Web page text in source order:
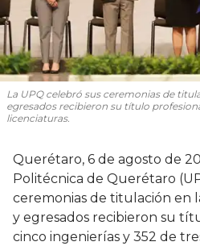
La UPQ celebró sus ceremonias de
egresados recibieron su título
licenciaturas.
Querétaro, 6 de agosto de
Politécnica de Querétaro
ceremonias de titulación en
y egresados recibieron su
cinco ingenierías y 352 de